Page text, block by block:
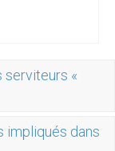
serviteurs «
impliqués dans